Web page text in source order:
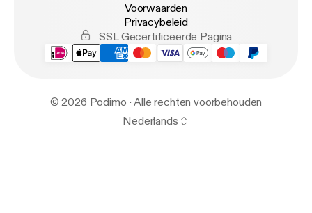
Voorwaarden
Privacybeleid
SSL Gecertificeerde Pagina
© 2026 Podimo · Alle rechten voorbehouden
Nederlands